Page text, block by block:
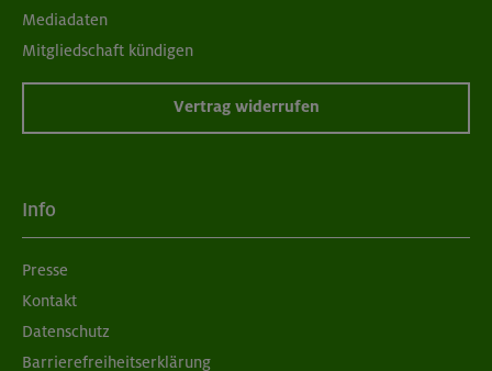
Mediadaten
Mitgliedschaft kündigen
Vertrag widerrufen
Info
Presse
Kontakt
Datenschutz
Barrierefreiheitserklärung